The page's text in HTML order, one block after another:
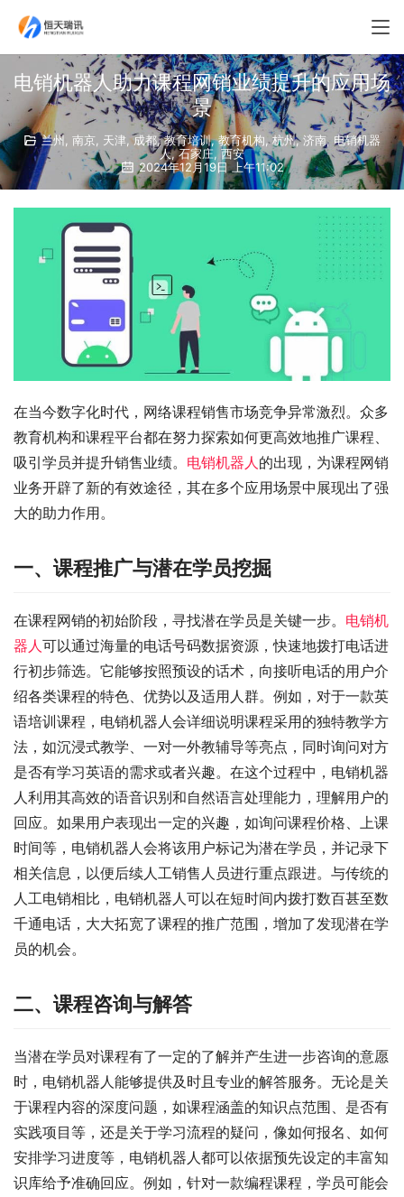
电销机器人助力课程网销业绩提升的应用场
景
兰州 南京 天津 ,成都,教育培训,教育机构,杭州,济南, 电销机器
人,石家庄,西安
2024年12月19日 上午11:02
在当今数字化时代，网络课程销售市场竞争异常激烈。众多
教育机构和课程平台都在努力探索如何更高效地推广课程、
吸引学员并提升销售业绩。 电销机器人 的出现，为课程网销
业务开辟了新的有效途径，其在多个应用场景中展现出了强
大的助力作用。
一、课程推广与潜在学员挖掘
在课程网销的初始阶段，寻找潜在学员是关键一步。 电销机
器人 可以通过海量的电话号码数据资源，快速地拨打电话进
行初步筛选。它能够按照预设的话术，向接听电话的用户介
绍各类课程的特色、优势以及适用人群。例如，对于一款英
语培训课程，电销机器人会详细说明课程采用的独特教学方
法，如沉浸式教学、一对一外教辅导等亮点，同时询问对方
是否有学习英语的需求或者兴趣。在这个过程中，电销机器
人利用其高效的语音识别和自然语言处理能力，理解用户的
回应。如果用户表现出一定的兴趣，如询问课程价格、上课
时间等，电销机器人会将该用户标记为潜在学员，并记录下
相关信息，以便后续人工销售人员进行重点跟进。与传统的
人工电销相比，电销机器人可以在短时间内拨打数百甚至数
千通电话，大大拓宽了课程的推广范围，增加了发现潜在学
员的机会。
二、课程咨询与解答
当潜在学员对课程有了一定的了解并产生进一步咨询的意愿
时，电销机器人能够提供及时且专业的解答服务。无论是关
于课程内容的深度问题，如课程涵盖的知识点范围、是否有
实践项目等，还是关于学习流程的疑问，像如何报名、如何
安排学习进度等，电销机器人都可以依据预先设定的丰富知
识库给予准确回应。例如，针对一款编程课程，学员可能会